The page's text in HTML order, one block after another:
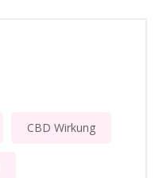
CBD Wirkung